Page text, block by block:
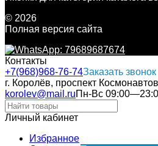
© 2026
Полная версия сайта
Контакты
+7(968)968-76-74Заказать звонок
г. Королёв, проспект
korolev@mail.ruПн-Вс
Личный кабинет
Избранное